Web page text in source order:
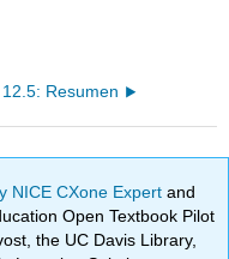
12.5: Resumen
NICE CXone Expertand
Open Textbook Pilot
the UC Davis Library,